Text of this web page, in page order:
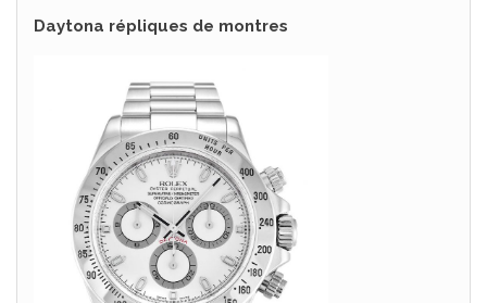
Daytona répliques de montres